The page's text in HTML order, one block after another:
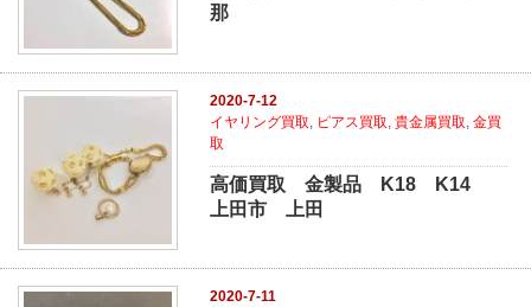
那
2020-7-12
イヤリング買取
ピアス買取 ,貴金属買取 ,金買
取
高価買取 金製品 K18 K14
上田市 上田
2020-7-11